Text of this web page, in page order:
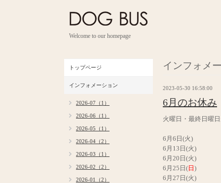
Welcome to our homepage
インフォメ
2023-05-30 16:58:00
6月のお休み
火曜日・最終日曜
6月6日(火)
6月13日(火)
6月20日(火)
6月25日( 日 )
6月27日(火)
トップページ
インフォメーション
2026-07（1）
2026-06（1）
2026-05（1）
2026-04（2）
2026-03（1）
2026-02（2）
2026-01（2）